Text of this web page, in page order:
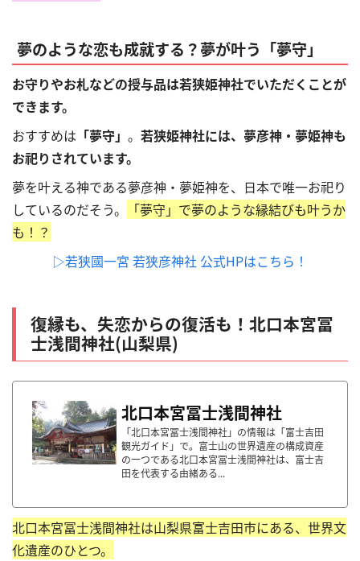
夢のような恋も成就する？夢が叶う「夢守」
お守りやお札などの授与品は若狭姫神社でいただくことが
できます。
おすすめは 「夢守」 。 若狭姫神社には、夢彦神・夢姫神も
お祀りされています。
夢を叶える神である夢彦神・夢姫神を、日本で唯一お祀り
しているのだそう。
「夢守」で夢のような縁結びも叶うか
も！？
▷若狭國一宮 若狭彦神社 公式HPはこちら！
復縁も、失恋からの復活も！北口本宮冨
士浅間神社(山梨県)
北口本宮冨士浅間神社
「北口本宮冨士浅間神社」の情報は「富士吉田
観光ガイド」で。富士山の世界遺産の構成資産
の一つである北口本宮冨士浅間神社は、富士吉
田を代表する由緒ある...
北口本宮冨士浅間神社は山梨県富士吉田市にある、世界文
化遺産のひとつ。